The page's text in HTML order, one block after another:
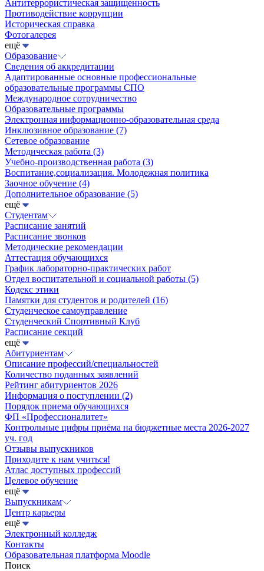
Антитеррористическая защищенность
Противодействие коррупции
Историческая справка
Фотогалерея
ещё
Образование
Сведения об аккредитации
Адаптированные основные профессиональные
образовательные программы СПО
Международное сотрудничество
Образовательные программы
Электронная информационно-образовательная среда
Инклюзивное образование (7)
Сетевое образование
Методическая работа (3)
Учебно-производственная работа (3)
Воспитание,социализация. Молодежная политика
Заочное обучение (4)
Дополнительное образование (5)
ещё
Студентам
Расписание занятий
Расписание звонков
Методические рекомендации
Аттестация обучающихся
График лабораторно-практических работ
Отдел воспитательной и социальной работы (5)
Кодекс этики
Памятки для студентов и родителей (16)
Студенческое самоуправление
Студенческий Спортивный Клуб
Расписание секций
ещё
Абитуриентам
Описание профессий/специальностей
Количество поданных заявлений
Рейтинг абитуриентов 2026
Информация о поступлении (2)
Порядок приема обучающихся
ФП «Профессионалитет»
Контрольные цифры приёма на бюджетные места 2026-2027
уч. год
Отзывы выпускников
Приходите к нам учиться!
Атлас доступных профессий
Целевое обучение
ещё
Выпускникам
Центр карьеры
ещё
Электронный колледж
Контакты
Образовательная платформа Moodle
Поиск